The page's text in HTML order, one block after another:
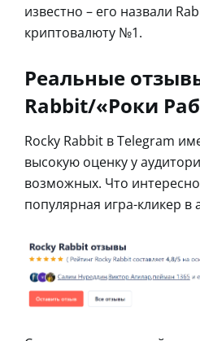
известно – его назвали
криптовалюту №1.
Реальные
Rabbit/«Роки
Rocky Rabbit в Telegram
высокую оценку у
возможных. Что
популярная игра-кликер в